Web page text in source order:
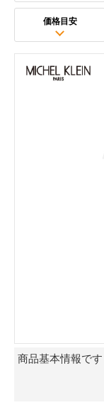
価格目安
商品基本情報で